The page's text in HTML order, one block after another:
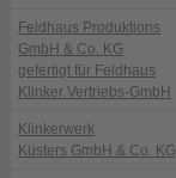
Feldhaus Produktions
GmbH & Co. KG
gefertigt für Feldhaus
Klinker Vertriebs-GmbH
Klinkerwerk
Küsters GmbH & Co. KG